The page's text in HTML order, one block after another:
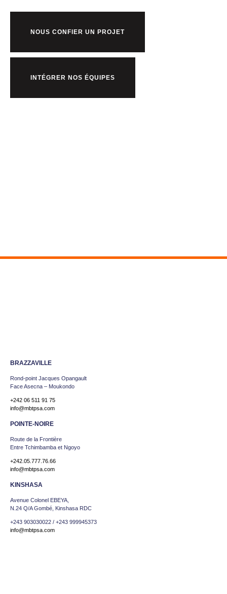
NOUS CONFIER UN PROJET
INTÉGRER NOS ÉQUIPES
BRAZZAVILLE
Rond-point Jacques Opangault
Face Asecna – Moukondo
+242 06 511 91 75
info@mbtpsa.com
POINTE-NOIRE
Route de la Frontière
Entre Tchimbamba et Ngoyo
+242.05.777.76.66
info@mbtpsa.com
KINSHASA
Avenue Colonel EBEYA,
N.24 Q/A Gombé, Kinshasa RDC
+243 903030022 / +243 999945373
info@mbtpsa.com